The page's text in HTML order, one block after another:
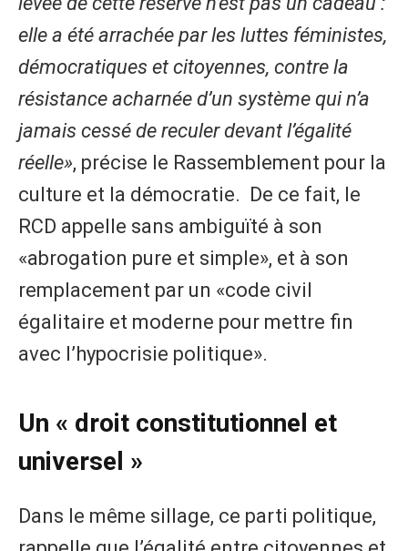
elle a été arrachée par les luttes féministes,
démocratiques et citoyennes, contre la
résistance acharnée d’un système qui n’a
jamais cessé de reculer devant l’égalité
réelle», précise le Rassemblement pour la
culture et la démocratie. De ce fait, le
RCD appelle sans ambiguïté à son
«abrogation pure et simple», et à son
remplacement par un «code civil
égalitaire et moderne pour mettre fin
avec l’hypocrisie politique».
Un « droit constitutionnel et
universel »
Dans le même sillage, ce parti politique,